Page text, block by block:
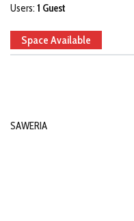
Users: 1 Guest
Space Available
SAWERIA